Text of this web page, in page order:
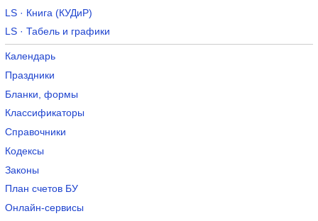
LS · Книга (КУДиР)
LS · Табель и графики
Календарь
Праздники
Бланки, формы
Классификаторы
Справочники
Кодексы
Законы
План счетов БУ
Онлайн-сервисы